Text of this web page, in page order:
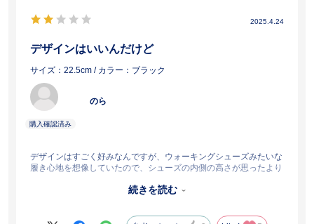
2025.4.24
デザインはいいんだけど
サイズ：22.5cm / カラー：ブラック
のら
デザインはすごく好みなんですが、ウォーキングシューズみたいな
履き心地を想像していたので、シューズの内側の高さが思ったより
雨の日も履けるのでいいんですが、仕事で履きたかったのですが、
続きを読む